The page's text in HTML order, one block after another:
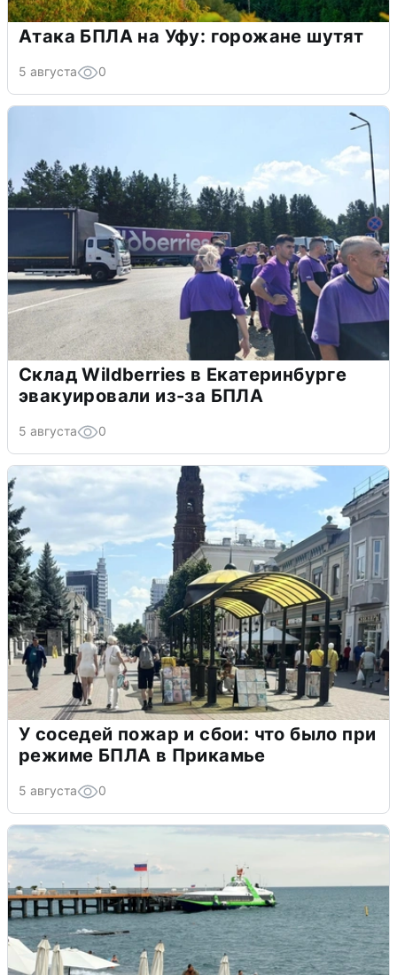
Атака БПЛА на Уфу: горожане шутят
5 августа 0
Склад Wildberries в Екатеринбурге
эвакуировали из-за БПЛА
5 августа 0
У соседей пожар и сбои: что было при
режиме БПЛА в Прикамье
5 августа 0